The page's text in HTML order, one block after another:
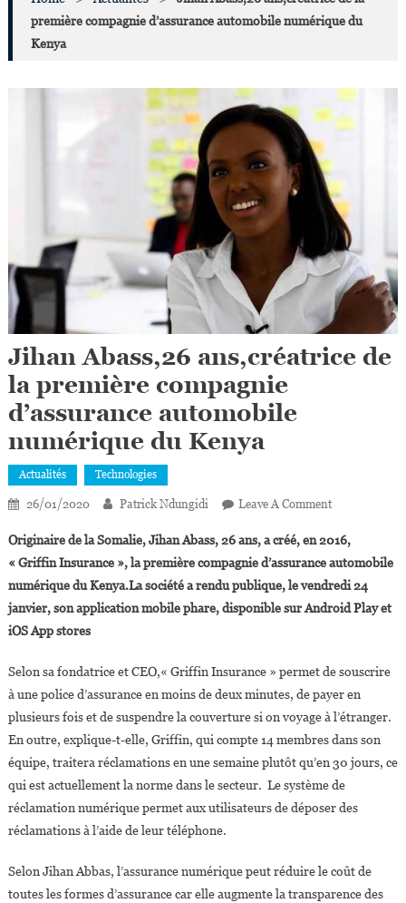
première compagnie d’assurance automobile numérique du
Kenya
Jihan Abass,26 ans,créatrice de
la première compagnie
d’assurance automobile
numérique du Kenya
Actualités Technologies
26/01/2020 Patrick Ndungidi Leave A CommentOn
Abass,26
Ans,créatrice
De
La
D’assurance
Automobile
Numérique
Du
Kenya
Originaire de la Somalie, Jihan Abass, 26 ans, a créé, en 2016,
« Griffin Insurance », la première compagnie d’assurance automobile
numérique du Kenya.La société a rendu publique, le vendredi 24
janvier, son application mobile phare, disponible sur Android Play et
iOS App stores
Selon sa fondatrice et CEO,« Griffin Insurance » permet de souscrire
à une police d’assurance en moins de deux minutes, de payer en
plusieurs fois et de suspendre la couverture si on voyage à l’étranger.
En outre, explique-t-elle, Griffin, qui compte 14 membres dans son
équipe, traitera réclamations en une semaine plutôt qu’en 30 jours, ce
qui est actuellement la norme dans le secteur. Le système de
réclamation numérique permet aux utilisateurs de déposer des
réclamations à l’aide de leur téléphone.
Selon Jihan Abbas, l’assurance numérique peut réduire le coût de
toutes les formes d’assurance car elle augmente la transparence des